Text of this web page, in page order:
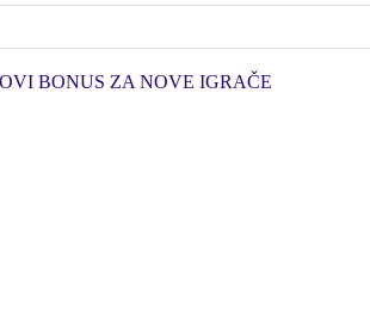
BONUS ZA NOVE IGRAČE